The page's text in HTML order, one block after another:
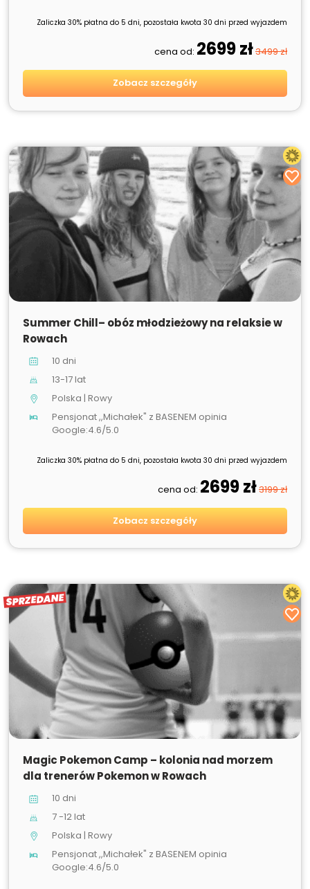
Zaliczka 30% płatna do 5 dni, pozostała kwota 30 dni przed wyjazdem
cena od: 2699 zł3499 zł
Zobacz szczegóły
SPRZEDANE
Summer Chill– obóz młodzieżowy na relaksie w
Rowach
10 dni
13-17 lat
Polska | Rowy
Pensjonat ,,Michałek" z BASENEM opinia
Google:4.6/5.0
Zaliczka 30% płatna do 5 dni, pozostała kwota 30 dni przed wyjazdem
cena od: 2699 zł3199 zł
Zobacz szczegóły
SPRZEDANE
SPRZEDANE
Magic Pokemon Camp – kolonia nad morzem
dla trenerów Pokemon w Rowach
10 dni
7 -12 lat
Polska | Rowy
Pensjonat ,,Michałek" z BASENEM opinia
Google:4.6/5.0